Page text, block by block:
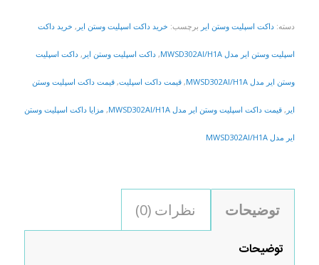
دسته: داکت اسپلیت وستن ایر برچسب: خرید داکت اسپلیت وستن ایر , خرید داکت
اسپلیت وستن ایر مدل MWSD302AI/H1A , داکت اسپلیت وستن ایر , داکت اسپلیت
وستن ایر مدل MWSD302AI/H1A , قیمت داکت اسپلیت, قیمت داکت اسپلیت وستن
ایر , قیمت داکت اسپلیت وستن ایر مدل MWSD302AI/H1A , مزایا داکت اسپلیت وستن
ایر مدل MWSD302AI/H1A
توضیحات نظرات (0)
توضیحات